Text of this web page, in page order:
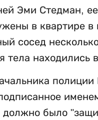
Эми Стедман,
в квартире в
сосед
тела находились
было